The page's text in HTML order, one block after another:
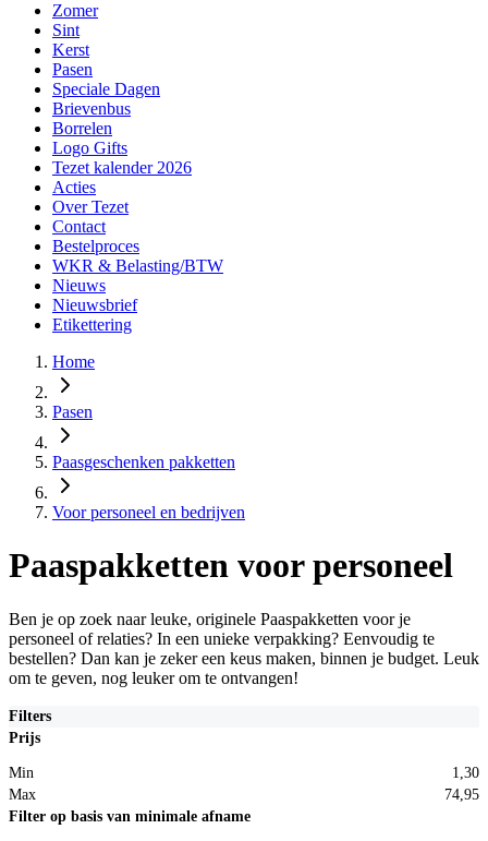
Zomer
Sint
Kerst
Pasen
Speciale Dagen
Brievenbus
Borrelen
Logo Gifts
Tezet kalender 2026
Acties
Over Tezet
Contact
Bestelproces
WKR & Belasting/BTW
Nieuws
Nieuwsbrief
Etikettering
Home
Pasen
Paasgeschenken pakketten
Voor personeel en bedrijven
Paaspakketten voor personeel
Ben je op zoek naar leuke, originele Paaspakketten voor je
personeel of relaties? In een unieke verpakking? Eenvoudig te
bestellen? Dan kan je zeker een keus maken, binnen je budget. Leuk
om te geven, nog leuker om te ontvangen!
Filters
Prijs
Min
1,30
Max
74,95
Filter op basis van minimale afname